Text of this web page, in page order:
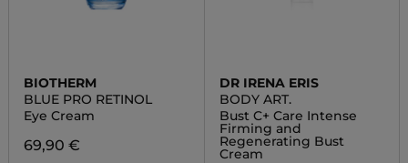
BIOTHERM
BLUE PRO RETINOL
Eye Cream
69,90 €
DR IRENA ERIS
BODY ART.
Bust C+ Care Intense
Firming and
Regenerating Bust
Cream